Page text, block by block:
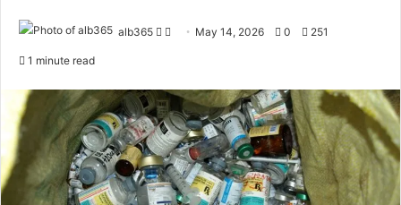
alb365
Follow
Send May 14, 2026 0 251
1 minute read